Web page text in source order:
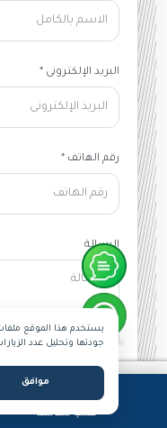
البريد الإلكترونى *
رقم الهاتف *
الرسالة
طلب مكالمة
يستخدم هذا الموقع
جودتها وتحليل عدد
موافق